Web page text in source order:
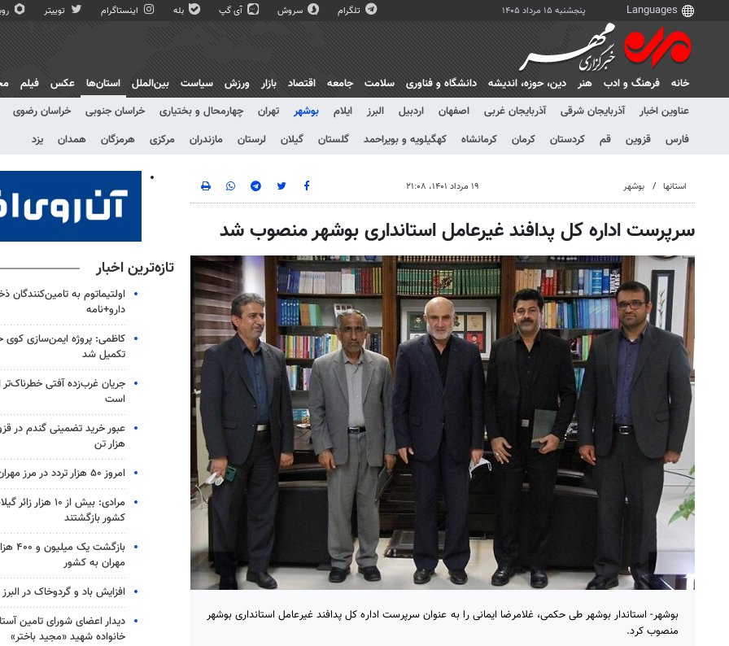
پنجشنبه ۱۵ مرداد ۱۴۰۵ تلگرام سروش آی گپ بله اینستاگرام توییتر
خانه فرهنگ و ادب هنر دين، حوزه، انديشه دانشگاه و فناوری سلامت جامعه اقتصاد بازار ورزش سیاست بین‌الملل
استان‌ها
عناوین اخبار
آذربایجان شرقی آذربایجان غربی اصفهان اردبیل البرز ایلام بوشهر تهران چهارمحال و بختیاری خراسان جنوبی خراسان رضوی
فارس
قزوین قم کردستان کرمان کرمانشاه کهگیلویه و بویراحمد گلستان گیلان لرستان مازندران مرکزی هرمزگان همدان یزد
عکس فیلم
استانها بوشهر ۱۹ مرداد ۱۴۰۱، ۲۱:۰۸
سرپرست اداره کل پدافند غیرعامل استانداری بوشهر منصوب شد
بوشهر- استاندار بوشهر طی حکمی، غلامرضا ایمانی را به عنوان سرپرست اداره کل پدافند غیرعامل استانداری بوشهر
منصوب کرد.
تازه‌ترین اخبار
اولتیماتوم به تامین‌کنندگان
دارو+نامه
کاظمی: پروژه ایمن‌سازی کوی
تکمیل شد
جریان غرب‌زده آفتی
است
هزار تن
امروز ۵۰ هزار تردد در مرز مهران ثبت شد
مرادی: بیش از ۱۰
کشور بازگشتند
بازگشت
مهران به کشور
افزایش باد و گردوخاک در البرز
دیدار اعضای شورای تامین
خانواده شهید «مجید باختر»